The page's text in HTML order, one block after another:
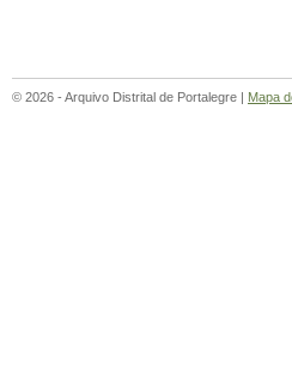
© 2026 - Arquivo Distrital de Portalegre | Mapa